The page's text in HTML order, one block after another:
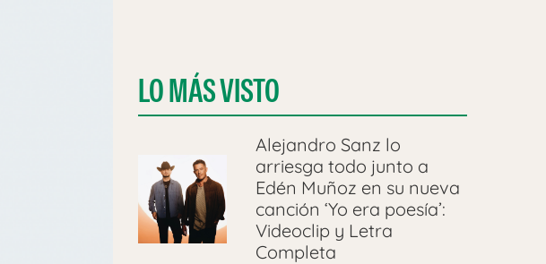
LO MÁS VISTO
Alejandro Sanz lo
arriesga todo junto a
Edén Muñoz en su nueva
canción ‘Yo era poesía’:
Videoclip y Letra
Completa